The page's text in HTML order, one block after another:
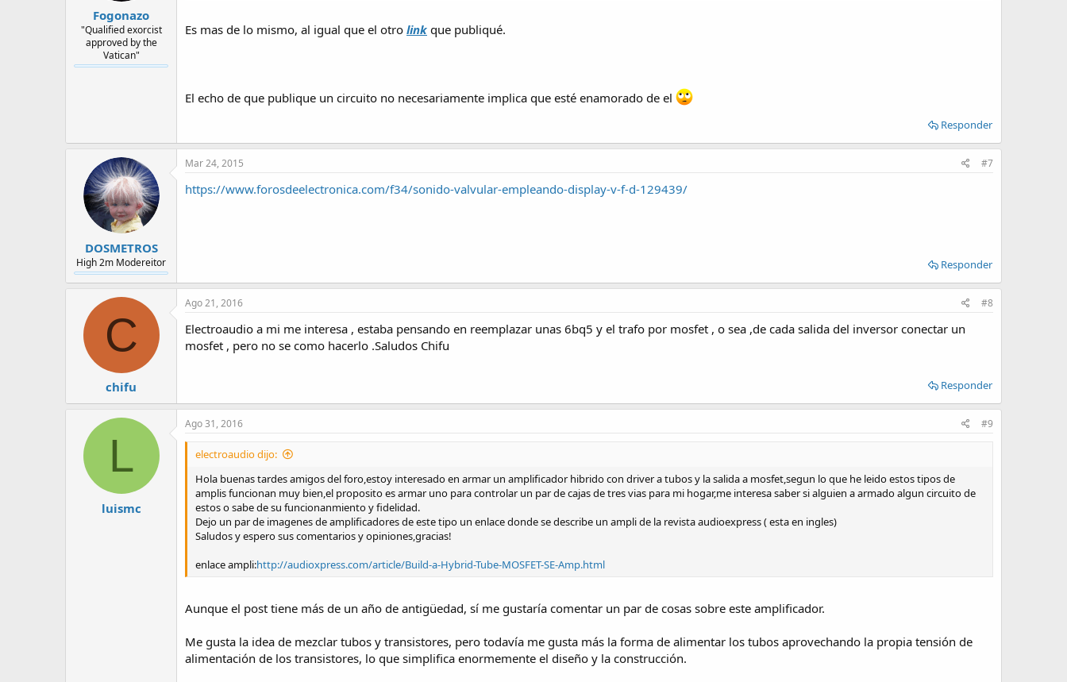
Fogonazo
"Qualified exorcist
approved by the
Vatican"
Es mas de lo mismo, al igual que el otro link que publiqué.
El echo de que publique un circuito no necesariamente implica que esté enamorado de el
Responder
DOSMETROS
High 2m Modereitor
Mar 24, 2015 #7
https://www.forosdeelectronica.com/f34/sonido-valvular-empleando-display-v-f-d-129439/
Responder
C
chifu
Ago 21, 2016 #8
Electroaudio a mi me interesa , estaba pensando en reemplazar unas 6bq5 y el trafo por mosfet , o sea ,de cada salida del inversor conectar un
mosfet , pero no se como hacerlo .Saludos Chifu
Responder
L
luismc
Ago 31, 2016 #9
electroaudio dijo:
Hola buenas tardes amigos del foro,estoy interesado en armar un amplificador hibrido con driver a tubos y la salida a mosfet,segun lo que he leido estos tipos de
amplis funcionan muy bien,el proposito es armar uno para controlar un par de cajas de tres vias para mi hogar,me interesa saber si alguien a armado algun circuito de
estos o sabe de su funcionanmiento y fidelidad.
Dejo un par de imagenes de amplificadores de este tipo un enlace donde se describe un ampli de la revista audioexpress ( esta en ingles)
Saludos y espero sus comentarios y opiniones,gracias!
enlace ampli:http://audioxpress.com/article/Build-a-Hybrid-Tube-MOSFET-SE-Amp.html
Aunque el post tiene más de un año de antigüedad, sí me gustaría comentar un par de cosas sobre este amplificador.
Me gusta la idea de mezclar tubos y transistores, pero todavía me gusta más la forma de alimentar los tubos aprovechando la propia tensión de
alimentación de los transistores, lo que simplifica enormemente el diseño y la construcción.